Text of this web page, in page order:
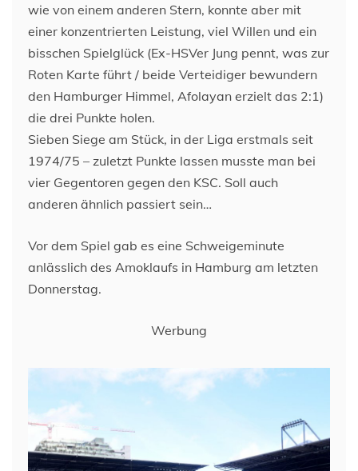
wie von einem anderen Stern, konnte aber mit
einer konzentrierten Leistung, viel Willen und ein
bisschen Spielglück (Ex-HSVer Jung pennt, was zur
Roten Karte führt / beide Verteidiger bewundern
den Hamburger Himmel, Afolayan erzielt das 2:1)
die drei Punkte holen.
Sieben Siege am Stück, in der Liga erstmals seit
1974/75 – zuletzt Punkte lassen musste man bei
vier Gegentoren gegen den KSC. Soll auch
anderen ähnlich passiert sein…
Vor dem Spiel gab es eine Schweigeminute
anlässlich des Amoklaufs in Hamburg am letzten
Donnerstag.
Werbung